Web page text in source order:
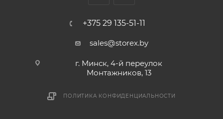
+375 29 135-51-11
sales@storex.by
г. Минск, 4-й переулок
Монтажников, 13
ПОЛИТИКА КОНФИДЕНЦИАЛЬНОСТИ